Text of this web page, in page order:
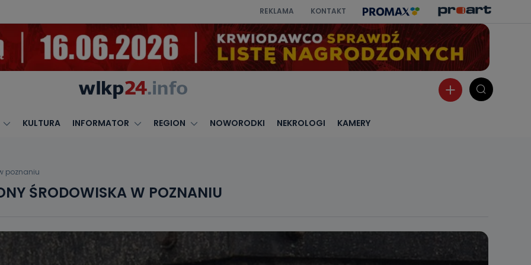
REKLAMA KONTAKT
KULTURA INFORMATOR REGION NOWORODKI NEKROLOGI KAMERY
poznaniu
ŚRODOWISKA W POZNANIU